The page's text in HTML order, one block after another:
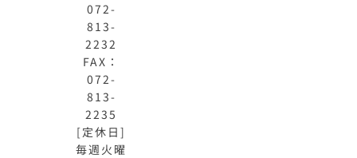
072-
813-
2232
FAX：
072-
813-
2235
[定休日]
毎週火曜